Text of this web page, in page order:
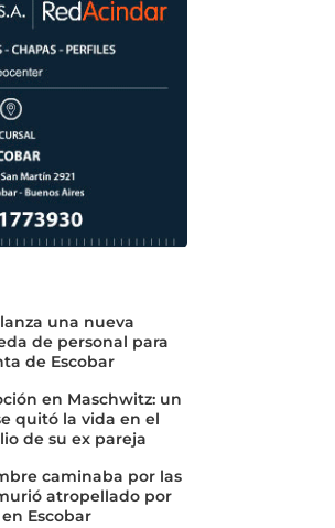
una nueva
de personal para
de Escobar
en Maschwitz: un
quitó la vida en el
de su ex pareja
caminaba por las
atropellado por
Escobar